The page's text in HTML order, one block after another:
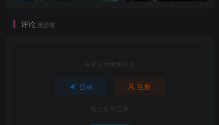
评论 抢沙发
请登录后发表评论
登录 注册
社交账号登录